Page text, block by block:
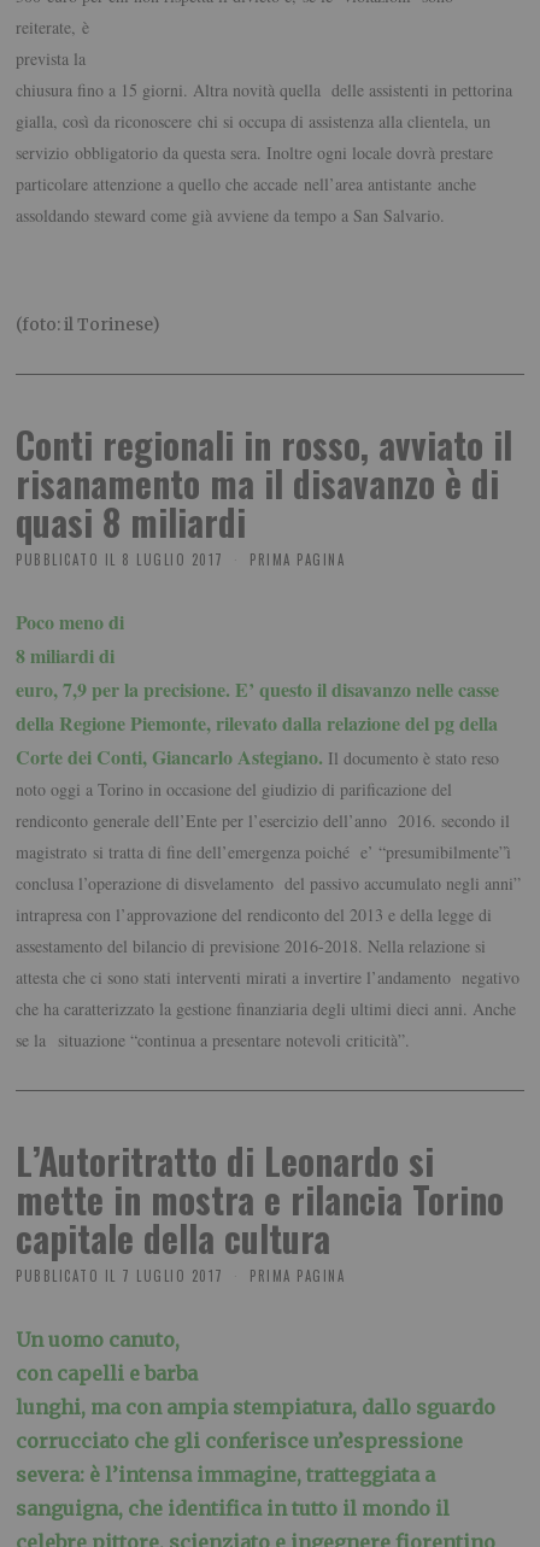
reiterate, è
prevista la
chiusura fino a 15 giorni. Altra novità quella delle assistenti in pettorina
gialla, così da riconoscere chi si occupa di assistenza alla clientela, un
servizio obbligatorio da questa sera. Inoltre ogni locale dovrà prestare
particolare attenzione a quello che accade nell’area antistante anche
assoldando steward come già avviene da tempo a San Salvario.
(foto: il Torinese)
Conti regionali in rosso, avviato il
risanamento ma il disavanzo è di
quasi 8 miliardi
PUBBLICATO IL 8 LUGLIO 2017 PRIMA PAGINA
Poco meno di
8 miliardi di
euro, 7,9 per la precisione. E’ questo il disavanzo nelle casse
della Regione Piemonte, rilevato dalla relazione del pg della
Corte dei Conti, Giancarlo Astegiano. Il documento è stato reso
noto oggi a Torino in occasione del giudizio di parificazione del
rendiconto generale dell’Ente per l’esercizio dell’anno 2016. secondo il
magistrato si tratta di fine dell’emergenza poiché e’ “presumibilmente”ì
conclusa l’operazione di disvelamento del passivo accumulato negli anni”
intrapresa con l’approvazione del rendiconto del 2013 e della legge di
assestamento del bilancio di previsione 2016-2018. Nella relazione si
attesta che ci sono stati interventi mirati a invertire l’andamento negativo
che ha caratterizzato la gestione finanziaria degli ultimi dieci anni. Anche
se la situazione “continua a presentare notevoli criticità”.
L’Autoritratto di Leonardo si
mette in mostra e rilancia Torino
capitale della cultura
PUBBLICATO IL 7 LUGLIO 2017 PRIMA PAGINA
Un uomo canuto,
con capelli e barba
lunghi, ma con ampia stempiatura, dallo sguardo
corrucciato che gli conferisce un’espressione
severa: è l’intensa immagine, tratteggiata a
sanguigna, che identifica in tutto il mondo il